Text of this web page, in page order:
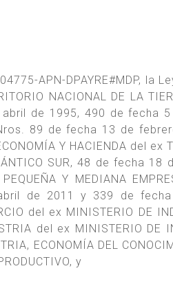
APN-DPAYRE#MDP, la
NACIONAL DE LA
abril de 1995, 490 de fecha
89 de fecha 13 de
Y HACIENDA del ex
SUR, 48 de fecha
Y MEDIANA
abril de 2011 y 339 de
del ex MINISTERIO DE
del ex MINISTERIO
ECONOMÍA DEL
y